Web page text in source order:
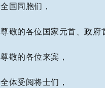
全国同胞们，
尊敬的各位国家元首、政府
尊敬的各位来宾，
全体受阅将士们，